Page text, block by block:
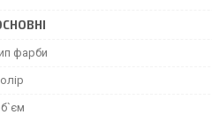
фарби